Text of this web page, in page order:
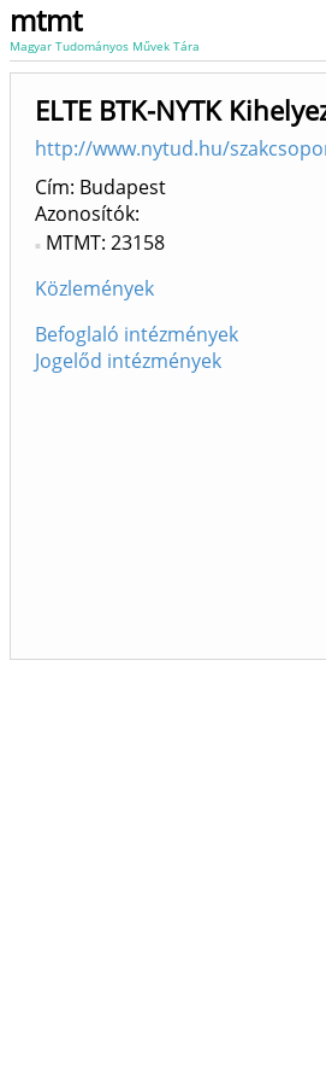
mtmt
Magyar Tudományos Művek Tára
ELTE BTK-NYTK
http://www.nytud.hu/
Cím: Budapest
Azonosítók
MTMT: 23158
Közlemények
Befoglaló intézmények
Jogelőd intézmények